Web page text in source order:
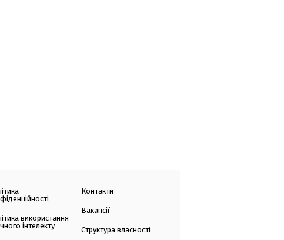
використання
інтелекту
Контакти
Вакансії
Структура власності